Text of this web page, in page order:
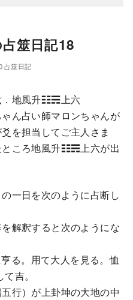
筮日記18
占筮日記
．地風升☷☴上六
ん占い師マロンちゃんが
を担当してご主人さま
ところ地風升☷☴上六が出
一日を次のように占断し
解釈すると次のようにな
る。用て大人を見る。恤
吉。
行）が上卦坤の大地の中